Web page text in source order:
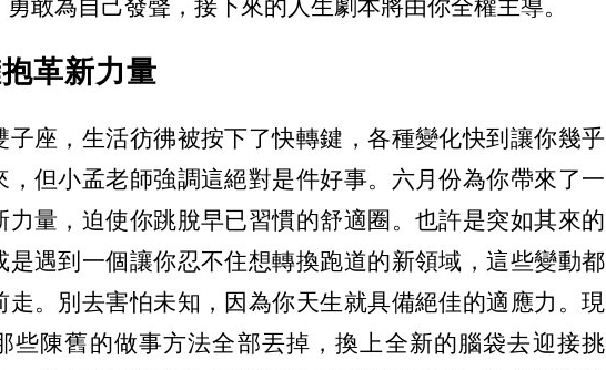
敢為自己發聲，接下來的人生劇本將由你全權主導。
革新力量
子座，生活彷彿被按下了快轉鍵，各種變化快到讓你幾乎
，但小孟老師強調這絕對是件好事。六月份為你帶來了一
力量，迫使你跳脫早已習慣的舒適圈。也許是突如其來的
是遇到一個讓你忍不住想轉換跑道的新領域，這些變動都
走。別去害怕未知，因為你天生就具備絕佳的適應力。現
些陳舊的做事方法全部丟掉，換上全新的腦袋去迎接挑